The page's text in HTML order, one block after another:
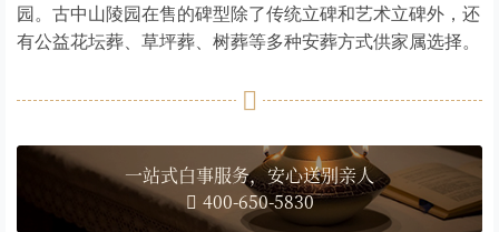
园。古中山陵园在售的碑型除了传统立碑和艺术立碑外，还
有公益花坛葬、草坪葬、树葬等多种安葬方式供家属选择。
一站式白事服务，安心送别亲人
400-650-5830